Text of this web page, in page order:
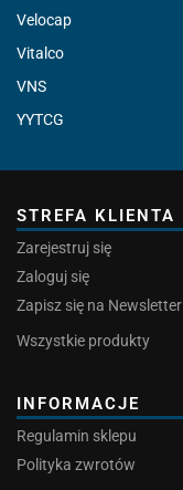
Velocap
Vitalco
VNS
YYTCG
STREFA KLIENTA
Zarejestruj się
Zaloguj się
Zapisz się na Newsletter
Wszystkie produkty
INFORMACJE
Regulamin sklepu
Polityka zwrotów